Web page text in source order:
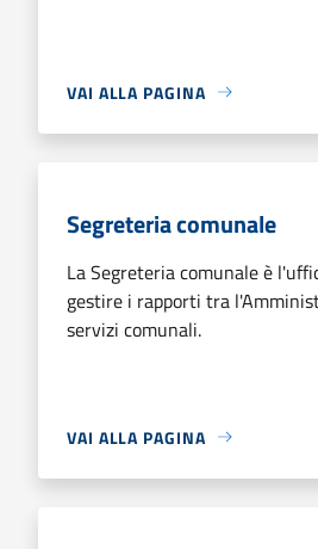
VAI ALLA PAGINA
Segreteria comunale
La Segreteria comunale è
gestire i rapporti tra
servizi comunali.
VAI ALLA PAGINA